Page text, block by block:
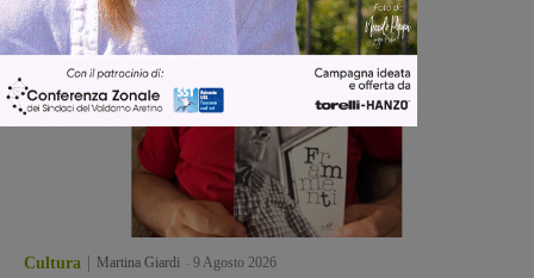
Cultura Martina Giardi 9 Agosto 2026